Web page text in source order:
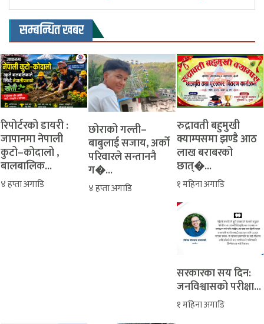
सम्बन्धित खबर
रिपोर्टरको डायरी :
जापानमा नेपाली
कुटो–कोदालो ,
बालबालिक...
४ हप्ता अगाडि
‎​छोराको गल्ती–
बाबुलाई सजाय, अर्को
परिवारले सन्ताननै
ग�...
४ हप्ता अगाडि
रुद्रावती बहुमुखी
क्याम्पसमा झण्डै आठ
लाख बराबरको
छात्�...
१ महिना अगाडि
सरकारका सय दिन:
जनविश्वासको परीक्षा...
१ महिना अगाडि